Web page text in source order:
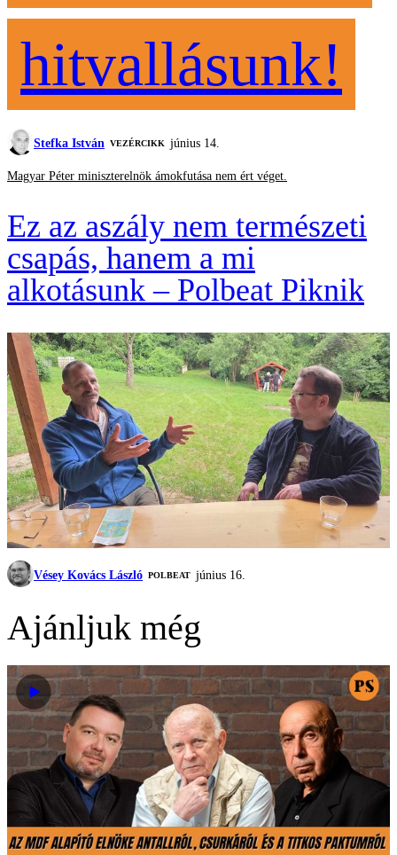
hitvallásunk!
Stefka István VEZÉRCIKK június 14.
Magyar Péter miniszterelnök ámokfutása nem ért véget.
Ez az aszály nem természeti
csapás, hanem a mi
alkotásunk – Polbeat Piknik
Vésey Kovács László ‎POLBEAT június 16.
Ajánljuk még